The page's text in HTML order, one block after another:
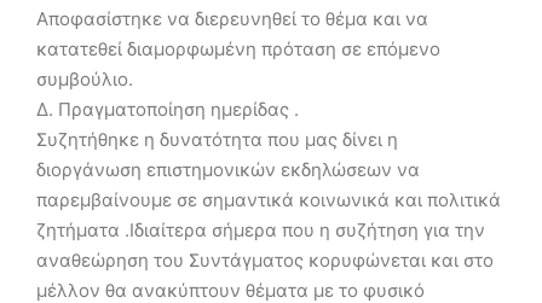
Αποφασίστηκε να διερευνηθεί το θέμα και να
κατατεθεί διαμορφωμένη πρόταση σε επόμενο
συμβούλιο.
Δ. Πραγματοποίηση ημερίδας .
Συζητήθηκε η δυνατότητα που μας δίνει η
διοργάνωση επιστημονικών εκδηλώσεων να
παρεμβαίνουμε σε σημαντικά κοινωνικά και πολιτικά
ζητήματα .Ιδιαίτερα σήμερα που η συζήτηση για την
αναθεώρηση του Συντάγματος κορυφώνεται και στο
μέλλον θα ανακύπτουν θέματα με το φυσικό